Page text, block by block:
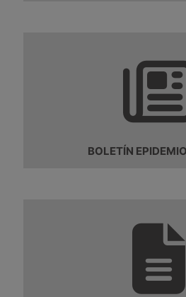
BOLETÍN